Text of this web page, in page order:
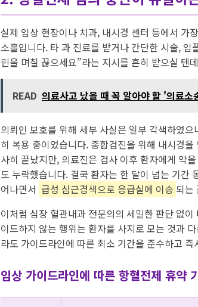
실제 임상 현장이나 치과, 내시경 센터 등에서 가
소홀입니다. 타 과 진료를 받거나 간단한 시술,
린을 며칠 끊으세요”라는 지시를 흔히 받으실 텐
READ 의료사고 났을 때 꼭 알아야 할 '의료소
의뢰인 보호를 위해 세부 사실은 일부 각색하였
히 복용 중이었습니다. 종합검진을 위해 내시경
사히 끝났지만, 의료진은 검사 이후 환자에게 약
도 누락했습니다. 결국 환자는 한 달이 넘는 기간
어나면서 급성 심근경색으로 응급실에 이송 되는
이처럼 심장 혈관내과 전문의의 세밀한 판단 없
이드하지 않는 행위는 환자를 사지로 모는 것과
라도 가이드라인에 따른 최소 기간을 준수하고
임상 가이드라인에 따른 항혈전제 휴약